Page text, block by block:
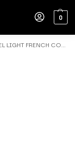
0
FRENCH COLLECTION №8, 15ml.